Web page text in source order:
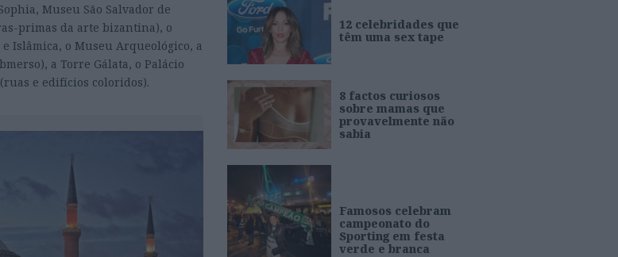
Museu São Salvador de
primas da arte bizantina), o
Islâmica, o Museu Arqueológico, a
a Torre Gálata, o Palácio
e edifícios coloridos).
12 celebridades que
têm uma sex tape
8 factos curiosos
sobre mamas que
provavelmente não
sabia
Famosos celebram
campeonato do
Sporting em festa
verde e branca